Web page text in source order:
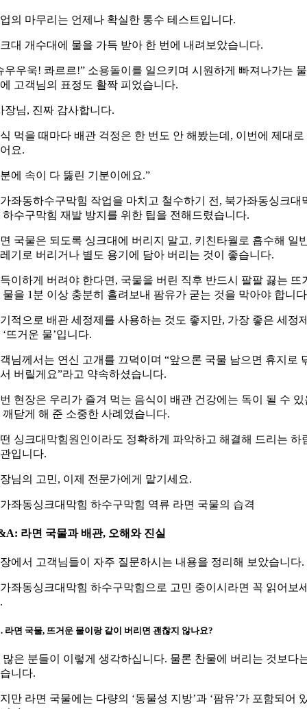
의 마무리는 언제나 확실한 통수 테스트입니다.
대 개수대에 물을 가득 받아 한 번에 내려보았습니다.
우우욱! 콰르르!” 소용돌이를 일으키며 시원하게 빠져나가는
고객님의 표정도 활짝 피었습니다.
장님, 진짜 감사합니다.
먹을 때마다 배관 걱정은 한 번도 안 해봤는데, 이번에 제대로
요.
에 속이 다 뚫린 기분이에요.”
좌동하수구막힘 작업을 마치고 철수하기 전, 북가좌동싱크대
하수구막힘 재발 방지를 위한 팁을 전해드렸습니다.
국물은 되도록 싱크대에 버리지 말고, 키친타월로 흡수해 일
기로 버리거나 별도 용기에 담아 버리는 것이 좋습니다.
이하게 버려야 한다면, 국물을 버린 직후 반드시 팔팔 끓는 뜨
물을 1분 이상 충분히 흘려보내 팜유가 굳는 것을 막아야 합니
적으로 배관 세정제를 사용하는 것도 좋지만, 가장 좋은 세정
‘뜨거운 물’입니다.
님께서는 연신 고개를 끄덕이며 “앞으론 국물 남으면 휴지로
버릴게요”라고 약속하셨습니다.
현장은 우리가 즐겨 먹는 음식이 배관 건강에는 독이 될 수 있
깨닫게 해 준 소중한 사례였습니다.
싱크대막힘원인이라도 정확하게 파악하고 해결해 드리는 하
입니다.
님의 고민, 이제 전문가에게 맡기세요.
좌동싱크대막힘 하수구막힘 역류 라면 국물의 습격
라면 국물과 배관, 오해와 진실
에서 고객님들이 자주 질문하시는 내용을 정리해 보았습니다.
좌동싱크대막힘 하수구막힘으로 고민 중이시라면 꼭 읽어보
라면 국물, 뜨거운 물이랑 같이 버리면 괜찮지 않나요?
많은 분들이 이렇게 생각하십니다. 물론 찬물에 버리는 것보다
니다.
만 라면 국물에는 다량의 ‘동물성 지방’과 ‘팜유’가 포함되어